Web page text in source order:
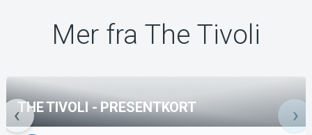
Mer fra The Tivoli
THE TIVOLI - PRESENTKORT